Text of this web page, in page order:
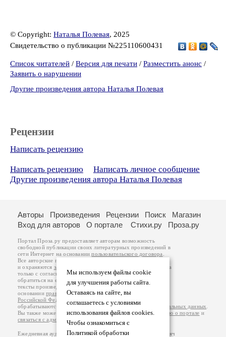
© Copyright: Наталья Полевая, 2025
Свидетельство о публикации №225110600431
Список читателей / Версия для печати / Разместить анонс /
Заявить о нарушении
Другие произведения автора Наталья Полевая
Рецензии
Написать рецензию
Написать рецензию
Написать личное сообщение
Другие произведения автора Наталья Полевая
Мы используем файлы cookie
для улучшения работы сайта.
Оставаясь на сайте, вы
соглашаетесь с условиями
использования файлов cookies.
Чтобы ознакомиться с
Политикой обработки
Авторы Произведения Рецензии Поиск
Магазин
Вход для авторов
О портале Стихи.ру Проза.ру
Портал Проза.ру предоставляет авторам возможность
свободной публикации своих литературных произведений в
сети Интернет на основаниипользовательского договора
Все авторские права на произведения принадлежат авторам
и охраняются законом
. Перепечатка произведений возможна
только с согласия его автора, к которому вы можете
обратиться на его авторской странице. Ответственность за
тексты произведений авторы несут самостоятельно на
основанииправил публикацииизаконодательства
Российской Федерации
обрабатываются на основанииПолитики обработки персональных данных
Вы также можете посмотреть более подробнуюинформацию о портале и
связаться с администрацией
Ежедневная аудитория портала Проза.ру – порядка 100 тысяч